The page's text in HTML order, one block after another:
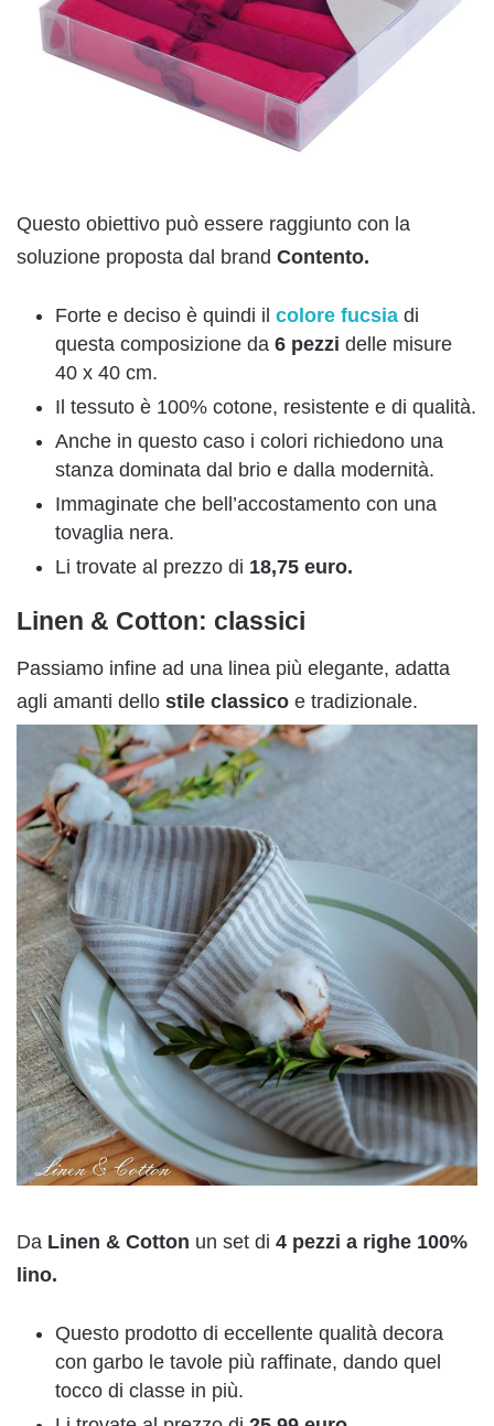
Questo obiettivo può essere raggiunto con la
soluzione proposta dal brand Contento.
Forte e deciso è quindi il colore fucsia di
questa composizione da 6 pezzi delle misure
40 x 40 cm.
Il tessuto è 100% cotone, resistente e di qualità.
Anche in questo caso i colori richiedono una
stanza dominata dal brio e dalla modernità.
Immaginate che bell’accostamento con una
tovaglia nera.
Li trovate al prezzo di 18,75 euro.
Linen & Cotton: classici
Passiamo infine ad una linea più elegante, adatta
agli amanti dello stile classico e tradizionale.
Da Linen & Cotton un set di 4 pezzi a righe 100%
lino.
Questo prodotto di eccellente qualità decora
con garbo le tavole più raffinate, dando quel
tocco di classe in più.